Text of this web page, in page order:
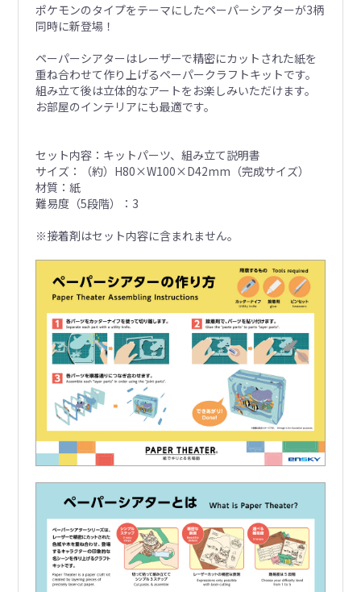
ポケモンのタイプをテーマにしたペーパーシアターが3柄
同時に新登場！
ペーパーシアターはレーザーで精密にカットされた紙を
重ね合わせて作り上げるペーパークラフトキットです。
組み立て後は立体的なアートをお楽しみいただけます。
お部屋のインテリアにも最適です。
セット内容：キットパーツ、組み立て説明書
サイズ：（約）H80×W100×D42mm（完成サイズ）
材質：紙
難易度（5段階）：3
※接着剤はセット内容に含まれません。